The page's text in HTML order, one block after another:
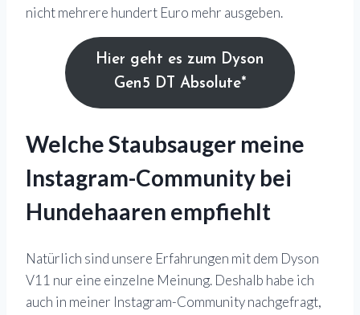
nicht mehrere hundert Euro mehr ausgeben.
Hier geht es zum Dyson
Gen5 DT Absolute*
Welche Staubsauger meine
Instagram-Community bei
Hundehaaren empfiehlt
Natürlich sind unsere Erfahrungen mit dem Dyson
V11 nur eine einzelne Meinung. Deshalb habe ich
auch in meiner Instagram-Community nachgefragt,